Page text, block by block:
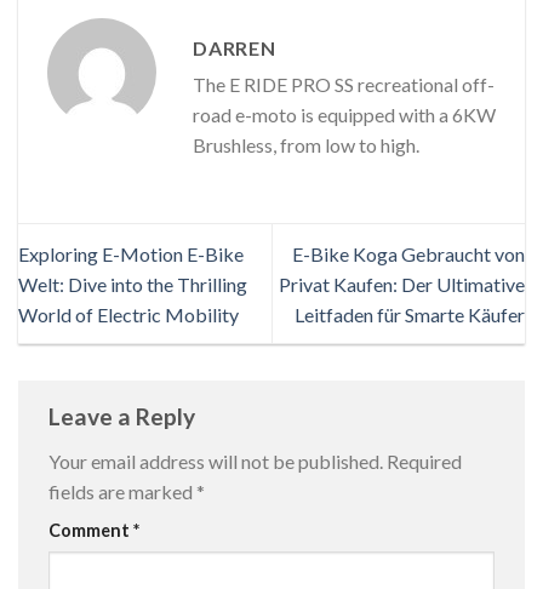
DARREN
The E RIDE PRO SS recreational off-
road e-moto is equipped with a 6KW
Brushless, from low to high.
Exploring E-Motion E-Bike
Welt: Dive into the Thrilling
World of Electric Mobility
E-Bike Koga Gebraucht von
Privat Kaufen: Der Ultimative
Leitfaden für Smarte Käufer
Leave a Reply
Your email address will not be published. Required
fields are marked *
Comment *